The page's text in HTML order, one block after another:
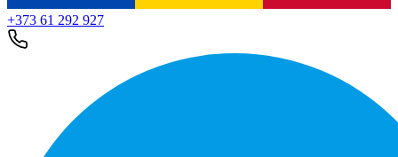
+373 61 292 927